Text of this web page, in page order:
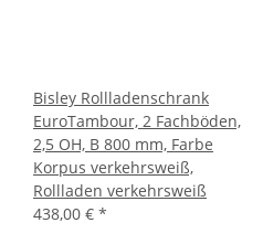
Bisley Rollladenschrank
EuroTambour, 2 Fachböden,
2,5 OH, B 800 mm, Farbe
Korpus verkehrsweiß,
Rollladen verkehrsweiß
438,00 € *